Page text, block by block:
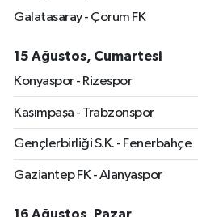
Galatasaray - Çorum FK
15 Ağustos, Cumartesi
Konyaspor - Rizespor
Kasımpaşa - Trabzonspor
Gençlerbirliği S.K. - Fenerbahçe
Gaziantep FK - Alanyaspor
16 Ağustos, Pazar